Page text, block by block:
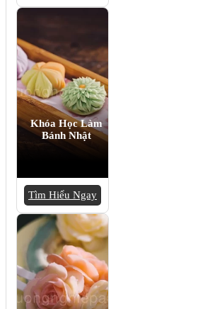
Khóa Học Làm
Bánh Nhật
Tìm Hiểu Ngay